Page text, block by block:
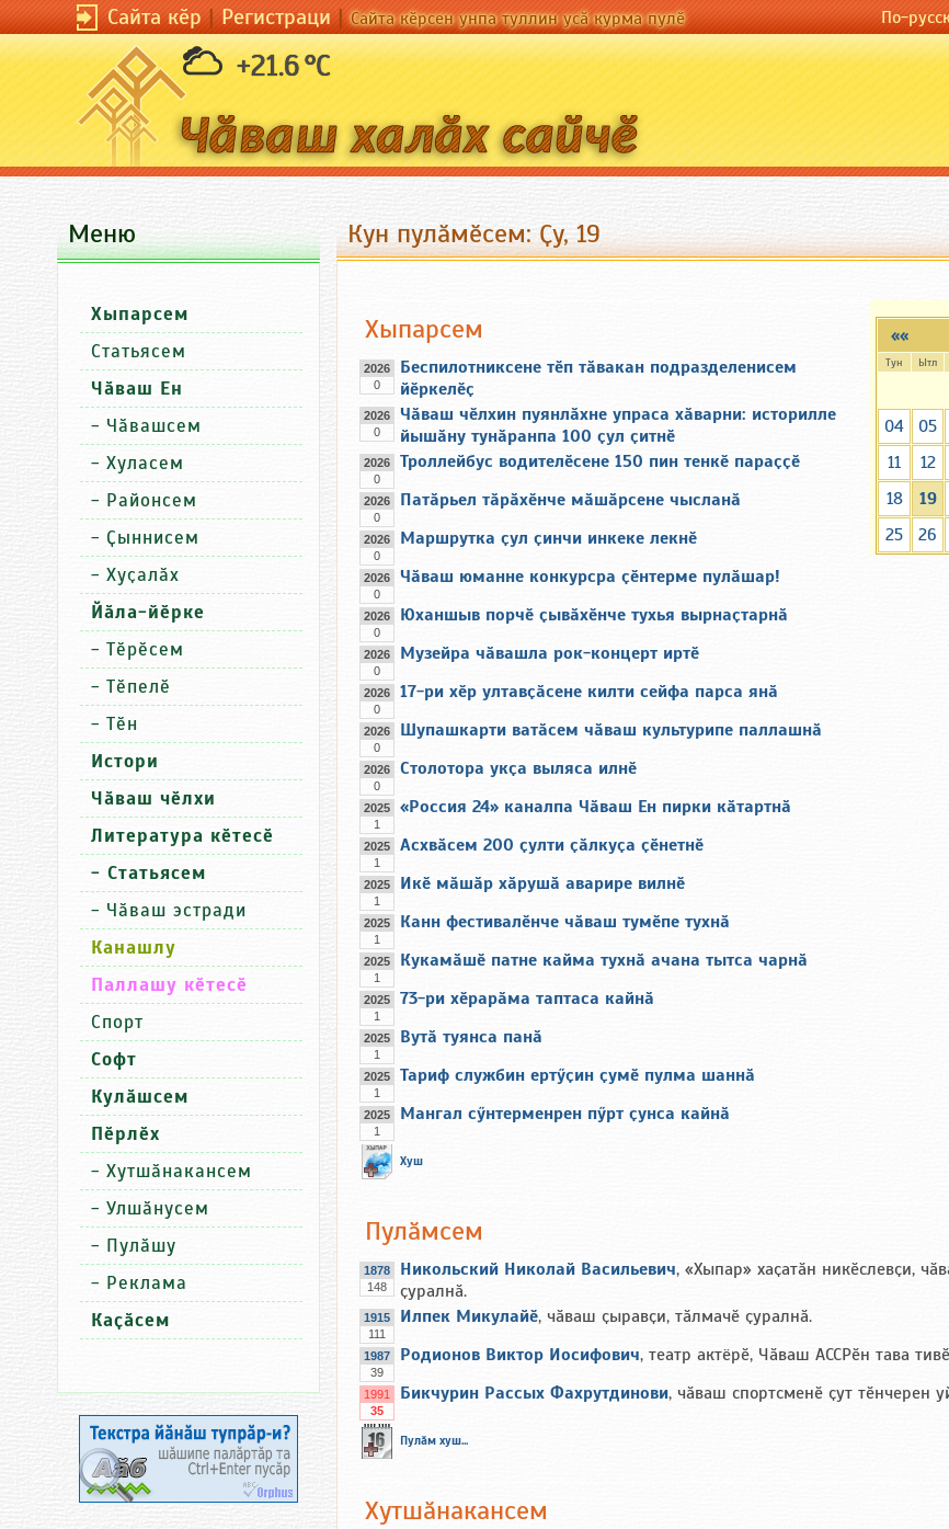
Сайта кӗр|Регистраци|Сайта кӗрсен унпа туллин усӑ курма пулӗ По-
+21.6 °C
Кун пулӑмӗсем: Ҫу, 19
««
Тун Ытл
04
05
11
12
18
19
25
26
Хыпарсем
2026
0
Беспилотниксене тӗп тӑвакан подразделенисем
йӗркелӗҫ
2026
0
Чӑваш чӗлхин пуянлӑхне упраса хӑварни: историлле
йышӑну тунӑранпа 100 ҫул ҫитнӗ
2026
0
Троллейбус водителӗсене 150 пин тенкӗ параҫҫӗ
2026
0
Патӑрьел тӑрӑхӗнче мӑшӑрсене чысланӑ
2026
0
Маршрутка ҫул ҫинчи инкеке лекнӗ
2026
0
Чӑваш юманне конкурсра ҫӗнтерме пулӑшар!
2026
0
Юханшыв порчӗ ҫывӑхӗнче тухья вырнаҫтарнӑ
2026
0
Музейра чӑвашла рок-концерт иртӗ
2026
0
17-ри хӗр ултавҫӑсене килти сейфа парса янӑ
2026
0
Шупашкарти ватӑсем чӑваш культурипе паллашнӑ
2026
0
Столотора укҫа выляса илнӗ
2025
1
«Россия 24» каналпа Чӑваш Ен пирки кӑтартнӑ
2025
1
Асхвӑсем 200 ҫулти ҫӑлкуҫа ҫӗнетнӗ
2025
1
Икӗ мӑшӑр хӑрушӑ аварире вилнӗ
2025
1
Канн фестивалӗнче чӑваш тумӗпе тухнӑ
2025
1
Кукамӑшӗ патне кайма тухнӑ ачана тытса чарнӑ
2025
1
73-ри хӗрарӑма таптаса кайнӑ
2025
1
Вутӑ туянса панӑ
2025
1
Тариф службин ертӳҫин ҫумӗ пулма шаннӑ
2025
1
Мангал сӳнтерменрен пӳрт ҫунса кайнӑ
Хуш
Пулӑмсем
1878
148
Никольский Николай Васильевич, «Хыпар» хаҫатӑн никӗслевҫи,
ҫуралнӑ.
1915
111
Илпек Микулайӗ, чӑваш ҫыравҫи, тӑлмачӗ ҫуралнӑ.
1987
39
Родионов Виктор Иосифович, театр актёрӗ, Чӑваш АССРӗн тава
1991
35
Бикчурин Рассых Фахрутдинови, чӑваш спортсменӗ ҫут тӗнчерен
Пулӑм хуш...
Хутшӑнакансем
Меню
Хыпарсем
Статьясем
Чӑваш Ен
- Чӑвашсем
- Хуласем
- Районсем
- Ҫыннисем
- Хуҫалӑх
Йӑла-йӗрке
- Тӗрӗсем
- Тӗпелӗ
- Тӗн
Истори
Чӑваш чӗлхи
Литература кӗтесӗ
- Статьясем
- Чӑваш эстради
Канашлу
Паллашу кӗтесӗ
Спорт
Софт
Кулӑшсем
Пӗрлӗх
- Хутшӑнакансем
- Улшӑнусем
- Пулӑшу
- Реклама
Каҫӑсем